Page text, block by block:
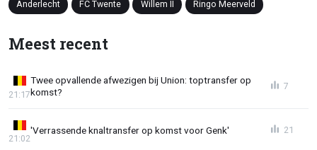
Anderlecht FC Twente Willem II Ringo Meerveld
Meest recent
Twee opvallende afwezigen bij Union: toptransfer op
komst?
21:17
7
'Verrassende knaltransfer op komst voor Genk'
21:02
21